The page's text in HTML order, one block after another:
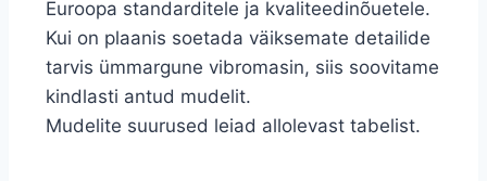
Euroopa standarditele ja kvaliteedinõuetele.
Kui on plaanis soetada väiksemate detailide
tarvis ümmargune vibromasin, siis soovitame
kindlasti antud mudelit.
Mudelite suurused leiad allolevast tabelist.